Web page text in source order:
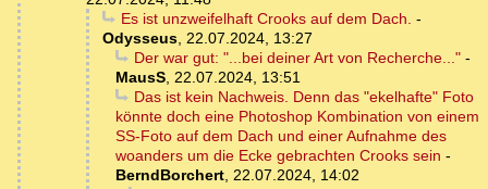
Es ist unzweifelhaft Crooks auf dem Dach. -
Odysseus, 22.07.2024, 13:27
Der war gut: "...bei deiner Art von Recherche..."-
MausS, 22.07.2024, 13:51
Das ist kein Nachweis. Denn das "ekelhafte" Foto
könnte doch eine Photoshop Kombination von einem
SS-Foto auf dem Dach und einer Aufnahme des
woanders um die Ecke gebrachten Crooks sein -
BerndBorchert, 22.07.2024, 14:02